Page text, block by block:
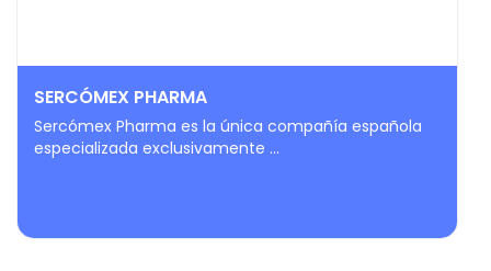
SERCÓMEX PHARMA
Sercómex Pharma es la única compañía española
especializada exclusivamente ...